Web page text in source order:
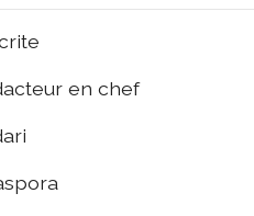
en chef